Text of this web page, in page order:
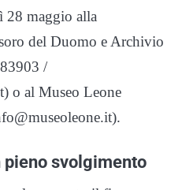
28 maggio alla
del Duomo e Archivio
/
o al Museo Leone
pieno svolgimento